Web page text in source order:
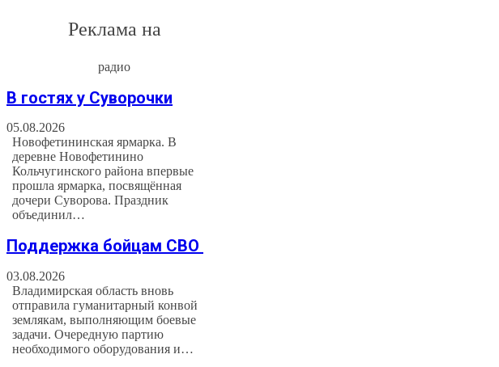
Реклама на
радио
В гостях у Суворочки
05.08.2026
Новофетининская ярмарка. В
деревне Новофетинино
Кольчугинского района впервые
прошла ярмарка, посвящённая
дочери Суворова. Праздник
объединил…
Поддержка бойцам СВО
03.08.2026
Владимирская область вновь
отправила гуманитарный конвой
землякам, выполняющим боевые
задачи. Очередную партию
необходимого оборудования и…